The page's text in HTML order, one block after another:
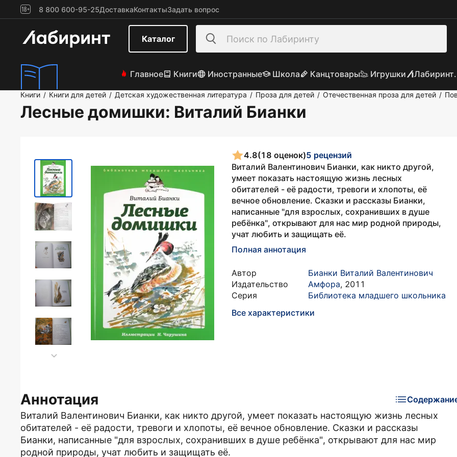
8 800 600-95-25ДоставкаКонтактыЗадать вопрос
Каталог
Главное Книги Иностранные Школа Канцтовары Игрушки
Книги / Книги для детей / Детская художественная литература / Проза для детей / Отечественная проза для детей /
Лесные домишки: Виталий Бианки
4.8(18 оценок)5 рецензий
Виталий Валентинович Бианки, как никто другой,
умеет показать настоящую жизнь лесных
обитателей - её радости, тревоги и хлопоты, её
вечное обновление. Сказки и рассказы Бианки,
написанные "для взрослых, сохранивших в душе
ребёнка", открывают для нас мир родной природы,
учат любить и защищать её.
Полная аннотация
Автор
Бианки Виталий Валентинович
Издательство
Амфора, 2011
Серия
Библиотека младшего школьника
Все характеристики
Аннотация
Виталий Валентинович Бианки, как никто другой, умеет показать настоящую жизнь лесных
обитателей - её радости, тревоги и хлопоты, её вечное обновление. Сказки и рассказы
Бианки, написанные "для взрослых, сохранивших в душе ребёнка", открывают для нас мир
родной природы, учат любить и защищать её.